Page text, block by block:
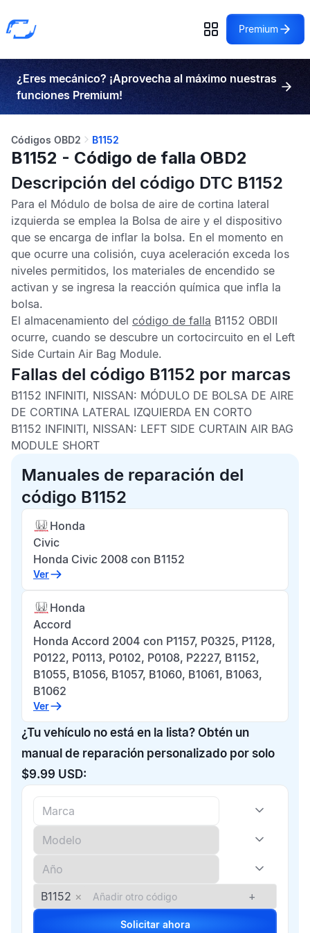
Premium
¿Eres mecánico? ¡Aprovecha al máximo nuestras
funciones Premium!
Códigos OBD2 B1152
B1152 - Código de falla OBD2
Descripción del código DTC B1152
Para el Módulo de bolsa de aire de cortina lateral
izquierda se emplea la Bolsa de aire y el dispositivo
que se encarga de inflar la bolsa. En el momento en
que ocurre una colisión, cuya aceleración exceda los
niveles permitidos, los materiales de encendido se
activan y se ingresa la reacción química que infla la
bolsa.
El almacenamiento del código de falla B1152 OBDII
ocurre, cuando se descubre un cortocircuito en el Left
Side Curtain Air Bag Module.
Fallas del código B1152 por marcas
B1152 INFINITI, NISSAN: MÓDULO DE BOLSA DE AIRE
DE CORTINA LATERAL IZQUIERDA EN CORTO
B1152 INFINITI, NISSAN: LEFT SIDE CURTAIN AIR BAG
MODULE SHORT
Manuales de reparación del
código B1152
Honda
Civic
Honda Civic 2008 con B1152
Ver
Honda
Accord
Honda Accord 2004 con P1157, P0325, P1128,
P0122, P0113, P0102, P0108, P2227, B1152,
B1055, B1056, B1057, B1060, B1061, B1063,
B1062
Ver
¿Tu vehículo no está en la lista? Obtén un
manual de reparación personalizado por solo
$9.99 USD:
B1152 × +
Solicitar ahora